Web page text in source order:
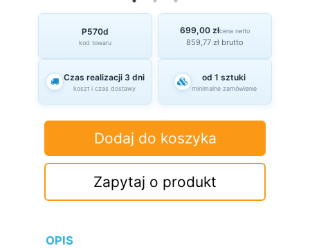
P570d
kod towaru
699,00 złcena netto
859,77 zł brutto
Czas realizacji 3 dni
koszt i czas dostawy
od 1 sztuki
minimalne zamówienie
Zapytaj o produkt
Dodaj do koszyka
OPIS